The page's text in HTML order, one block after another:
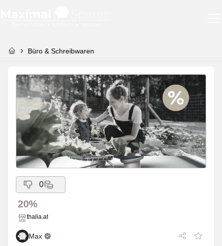
Büro & Schreibwaren
0
20%
thalia.at
Max